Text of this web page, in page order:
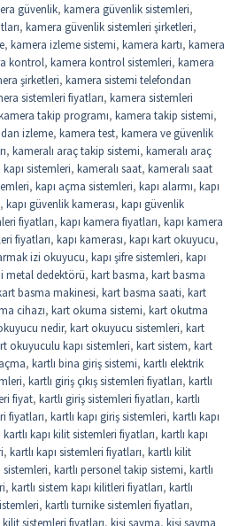
güvenlik, kamera güvenlik sistemleri,
, kamera güvenlik sistemleri şirketleri,
, kamera izleme sistemi, kamera kartı, kamera
kontrol, kamera kontrol sistemleri, kamera
şirketleri, kamera sistemi telefondan
sistemleri fiyatları, kamera sistemleri
takip programı, kamera takip sistemi,
izleme, kamera test, kamera ve güvenlik
, kameralı araç takip sistemi, kameralı araç
kapı sistemleri, kameralı saat, kameralı saat
, kapı açma sistemleri, kapı alarmı, kapı
, kapı güvenlik kamerası, kapı güvenlik
fiyatları, kapı kamera fiyatları, kapı kamera
fiyatları, kapı kamerası, kapı kart okuyucu,
izi okuyucu, kapı şifre sistemleri, kapı
metal dedektörü, kart basma, kart basma
basma makinesi, kart basma saati, kart
cihazı, kart okuma sistemi, kart okutma
nedir, kart okuyucu sistemleri, kart
okuyuculu kapı sistemleri, kart sistem, kart
, kartlı bina giriş sistemi, kartlı elektrik
, kartlı giriş çıkış sistemleri fiyatları, kartlı
fiyat, kartlı giriş sistemleri fiyatları, kartlı
fiyatları, kartlı kapı giriş sistemleri, kartlı kapı
kartlı kapı kilit sistemleri fiyatları, kartlı kapı
, kartlı kapı sistemleri fiyatları, kartlı kilit
, kartlı personel takip sistemi, kartlı
, kartlı sistem kapı kilitleri fiyatları, kartlı
, kartlı turnike sistemleri fiyatları,
kilit sistemleri fiyatları, kişi sayma, kişi sayma